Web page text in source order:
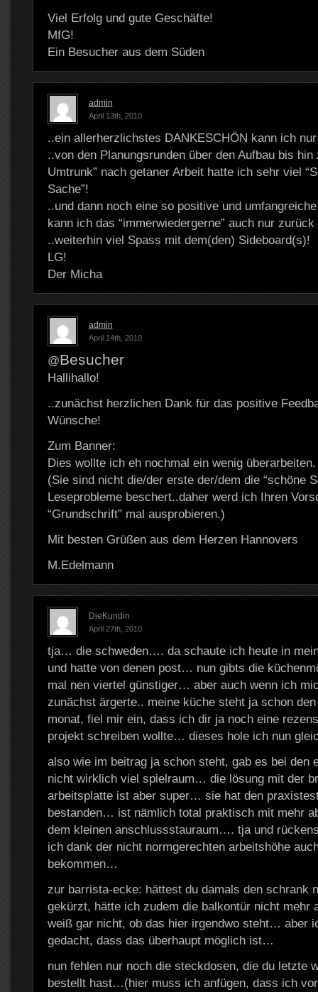
Viel Erfolg und gute Geschäfte!
MfG!
Ein Besucher aus dem Süden
admin
April 13th, 2010
..ein allerherzlichstes DANKESCHÖN kann ich
..von den Planungsrunden über den Aufbau bis hin
Umtrunk” nach getaner Arbeit hatte ich sehr viel
Sache”!
..und dann noch eine so positive und
kann ich das “immerwiedergerne” auch nur zurück
..weiterhin viel Spass mit dem(den) Sideboard(s)!
LG!
Der Micha
admin
April 14th, 2010
@Besucher
Hallihallo!
..zunächst herzlichen Dank für das positive
Wünsche!
Zum Banner:
Dies wollte ich eh nochmal ein wenig überarbeiten.
(Sie sind nicht die/der erste der/dem die “schöne
Leseprobleme beschert..daher werd ich Ihren
“Grundschrift” mal ausprobieren.)
Mit besten Grüßen aus dem Herzen Hannovers
M.Edelmann
DieKundin
April 27th, 2010
tja… die schweden…. da schaute ich heute in
und hatte von denen post… nun gibts die
mal nen viertel günstiger… aber auch wenn ich
zunächst ärgerte.. meine küche steht ja schon
monat, fiel mir ein, dass ich dir ja noch eine
projekt schreiben wollte… dieses hole ich nun
also wie im beitrag ja schon steht, gab es bei den
nicht wirklich viel spielraum… die lösung mit der
arbeitsplatte ist aber super… sie hat den
bestanden… ist nämlich total praktisch mit mehr
dem kleinen anschlussstauraum…. tja und
ich dank der nicht normgerechten arbeitshöhe
bekommen…
zur barrista-ecke: hättest du damals den schrank
gekürzt, hätte ich zudem die balkontür nicht mehr
weiß gar nicht, ob das hier irgendwo steht… aber
gedacht, dass das überhaupt möglich ist…
nun fehlen nur noch die steckdosen, die du letzte
bestellt hast…(hier muss ich anfügen, dass ich